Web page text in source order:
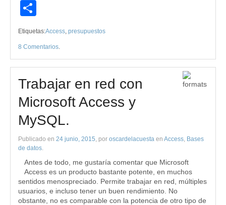
Etiquetas:Access, presupuestos
8 Comentarios.
Trabajar en red con
Microsoft Access y
MySQL.
Publicado en 24 junio, 2015, por oscardelacuesta en Access, Bases
de datos.
Antes de todo, me gustaría comentar que Microsoft
Access es un producto bastante potente, en muchos
sentidos menospreciado. Permite trabajar en red, múltiples
usuarios, e incluso tener un buen rendimiento. No
obstante, no es comparable con la potencia de otro tipo de